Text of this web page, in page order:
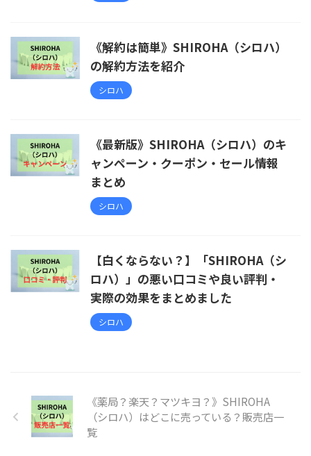
《解約は簡単》SHIROHA（シロハ）
の解約方法を紹介
シロハ
《最新版》SHIROHA（シロハ）のキ
ャンペーン・クーポン・セール情報
まとめ
シロハ
【白くならない？】「SHIROHA（シ
ロハ）」の悪い口コミや良い評判・
実際の効果をまとめました
シロハ
《薬局？楽天？マツキヨ？》SHIROHA
（シロハ）はどこに売っている？販売店一
覧